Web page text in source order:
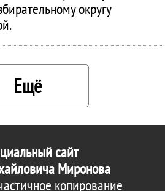
округу
Ещё
сайт
Миронова
копирование